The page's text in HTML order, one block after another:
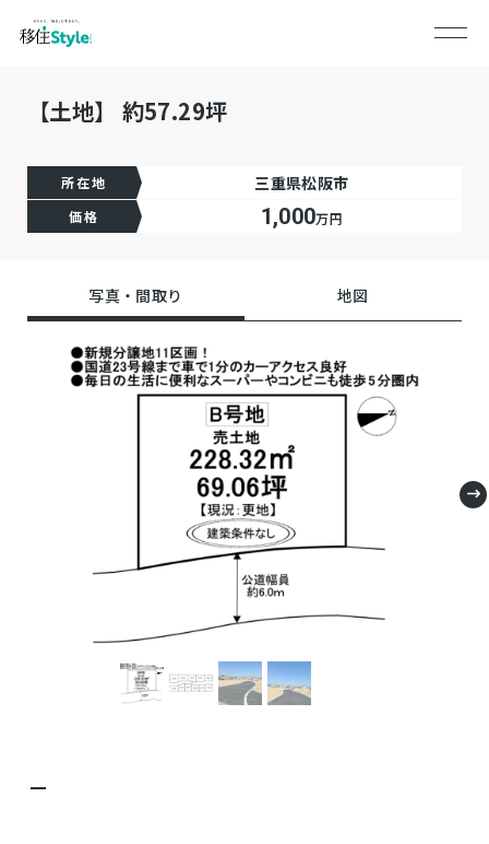
【土地】 約57.29坪
所在地 三重県松阪市
価格 1,000万円
写真・間取り 地図
－